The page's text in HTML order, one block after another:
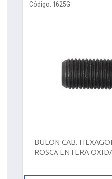
Código: 1625G
BULON CAB.
ROSCA ENTERA